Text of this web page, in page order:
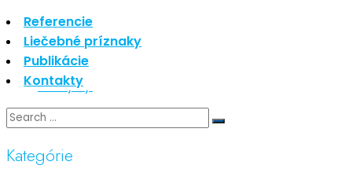
Referencie
Liečebné príznaky
Publikácie
Kontakty
Kategórie
Nezaradené
Skin Care
Zdravý štýl
Kategórie